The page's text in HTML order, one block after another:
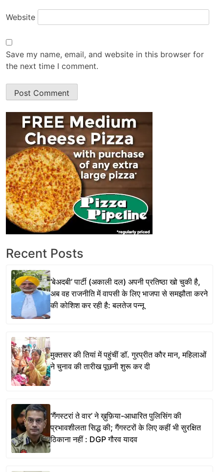
Website
Save my name, email, and website in this browser for
the next time I comment.
Recent Posts
‘बेअदबी’ पार्टी (अकाली दल) अपनी प्रतिष्ठा खो चुकी है,
अब वह राजनीति में वापसी के लिए भाजपा से समझौता करने
की कोशिश कर रही है: बलतेज पन्नू
मुक्तसर की तियां में पहुंचीं डॉ. गुरप्रीत कौर मान, महिलाओं
ने चुनाव की तारीख पूछनी शुरू कर दी
‘गैंगस्टरां ते वार’ ने ख़ुफ़िया-आधारित पुलिसिंग की
प्रभावशीलता सिद्ध की; गैंगस्टरों के लिए कहीं भी सुरक्षित
ठिकाना नहीं : DGP गौरव यादव